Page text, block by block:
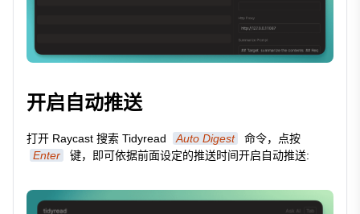
开启自动推送
打开 Raycast 搜索 Tidyread Auto Digest
命令，点按
Enter
键，即可依据前面设定的推送时间开启自动推送: